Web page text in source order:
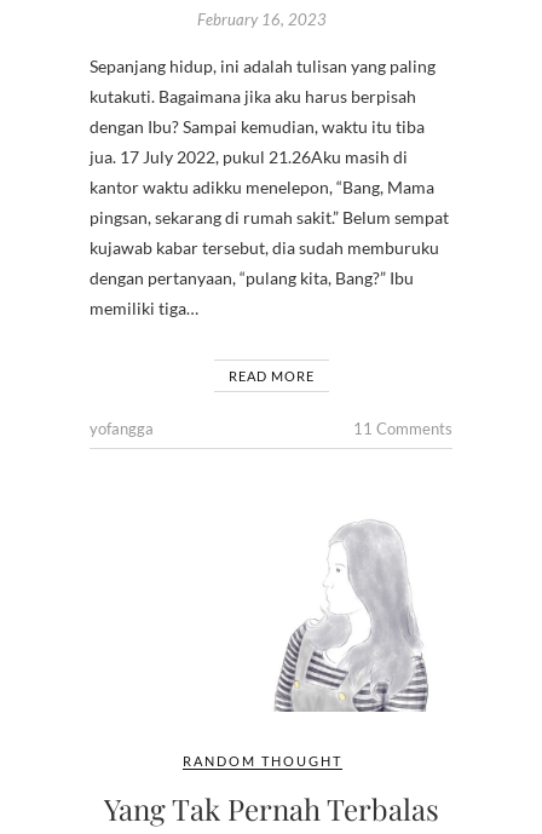
February 16, 2023
Sepanjang hidup, ini adalah tulisan yang paling
kutakuti. Bagaimana jika aku harus berpisah
dengan Ibu? Sampai kemudian, waktu itu tiba
jua. 17 July 2022, pukul 21.26Aku masih di
kantor waktu adikku menelepon, “Bang, Mama
pingsan, sekarang di rumah sakit.” Belum sempat
kujawab kabar tersebut, dia sudah memburuku
dengan pertanyaan, “pulang kita, Bang?” Ibu
memiliki tiga…
READ MORE
yofangga 11 Comments
RANDOM THOUGHT
Yang Tak Pernah Terbalas